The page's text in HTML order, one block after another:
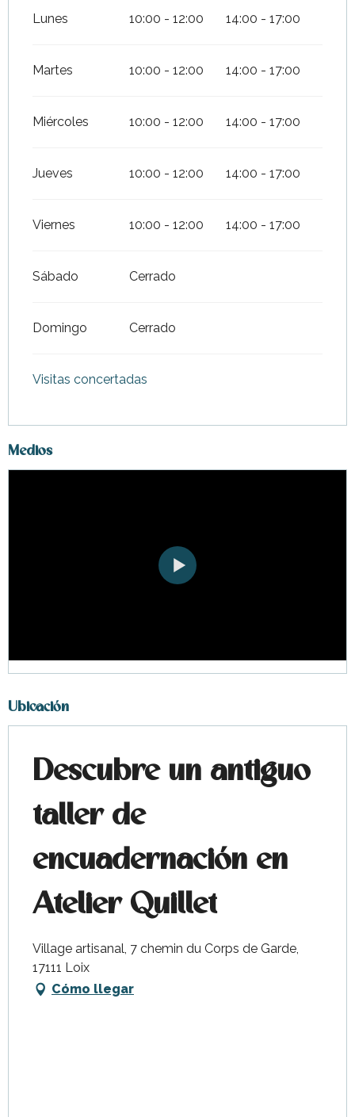
Lunes 10:00 - 12:00 14:00 - 17:00
Martes 10:00 - 12:00 14:00 - 17:00
Miércoles 10:00 - 12:00 14:00 - 17:00
Jueves 10:00 - 12:00 14:00 - 17:00
Viernes 10:00 - 12:00 14:00 - 17:00
Sábado Cerrado
Domingo Cerrado
Visitas concertadas
Medios
Ubicación
Descubre un antiguo
taller de
encuadernación en
Atelier Quillet
Village artisanal, 7 chemin du Corps de Garde,
17111 Loix
Cómo llegar